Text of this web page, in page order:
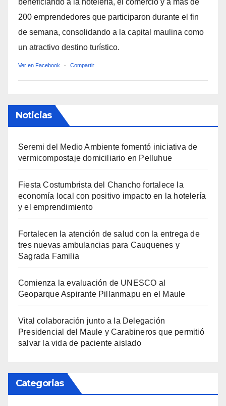
200 emprendedores que participaron durante el fin
de semana, consolidando a la capital maulina como
un atractivo destino turístico.
Ver en Facebook · Compartir
Noticias
Seremi del Medio Ambiente fomentó iniciativa de
vermicompostaje domiciliario en Pelluhue
Fiesta Costumbrista del Chancho fortalece la
economía local con positivo impacto en la hotelería
y el emprendimiento
Fortalecen la atención de salud con la entrega de
tres nuevas ambulancias para Cauquenes y
Sagrada Familia
Comienza la evaluación de UNESCO al
Geoparque Aspirante Pillanmapu en el Maule
Vital colaboración junto a la Delegación
Presidencial del Maule y Carabineros que permitió
salvar la vida de paciente aislado
Categorias